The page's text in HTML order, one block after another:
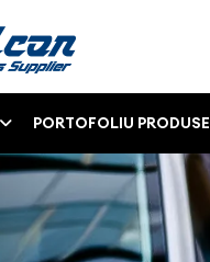
PORTOFOLIU PRODUSE